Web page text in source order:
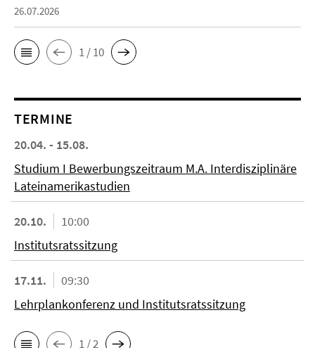
26.07.2026
1 / 10
TERMINE
20.04. - 15.08.
Studium I Bewerbungszeitraum M.A. Interdisziplinäre
Lateinamerikastudien
20.10.
10:00
Institutsratssitzung
17.11.
09:30
Lehrplankonferenz und Institutsratssitzung
1 / 2